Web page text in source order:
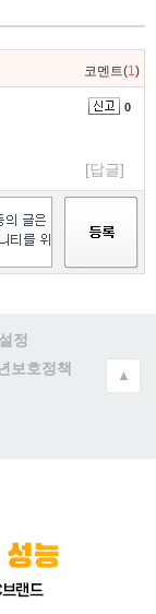
코멘트(1)
0
[답글]
설정
보호정책
▲